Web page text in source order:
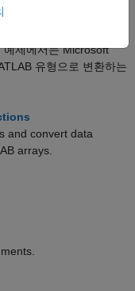
예제에서는 Microsoft
유형으로 변환하는
and convert data
arrays.